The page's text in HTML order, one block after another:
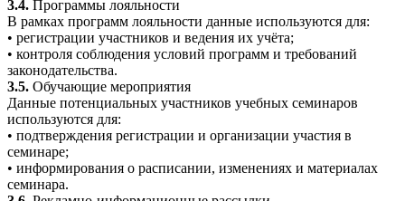
3.4. Программы лояльности
В рамках программ лояльности данные используются для:
• регистрации участников и ведения их учёта;
• контроля соблюдения условий программ и требований
законодательства.
3.5. Обучающие мероприятия
Данные потенциальных участников учебных семинаров
используются для:
• подтверждения регистрации и организации участия в
семинаре;
• информирования о расписании, изменениях и материалах
семинара.